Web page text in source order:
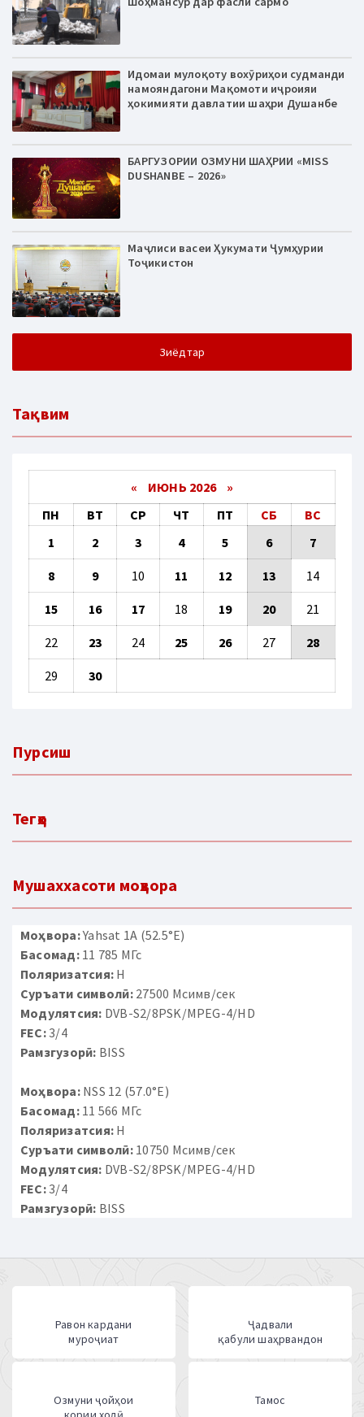
Идомаи мулоқоту вохӯриҳои судманди
намояндагони Мақомоти иҷроияи
ҳокимияти давлатии шаҳри Душанбе
БАРГУЗОРИИ ОЗМУНИ ШАҲРИИ «MISS
DUSHANBE – 2026»
Маҷлиси васеи Ҳукумати Ҷумҳурии
Тоҷикистон
Зиёдтар
Тақвим
« ИЮНЬ 2026 »
ПН
ВТ СР ЧТ ПТ СБ
ВС
1
2 3 4 5 6 7
8 9 10 11 12 13 14
15 16 17 18 19 20 21
22 23 24 25 26 27 28
29 30
Пурсиш
Тегҳо
Мушаххасоти моҳвора
Моҳвора:Yahsat 1A (52.5°E)
Басомад:11 785 МГс
Поляризатсия: H
Суръати символӣ:27500 Мсимв/сек
Модулятсия: DVB-S2/8PSK/MPEG-4/HD
FEC:3/4
Рамзгузорӣ: BISS
Моҳвора:NSS 12 (57.0°E)
Басомад:11 566 МГс
Поляризатсия: H
Суръати символӣ:10750 Мсимв/сек
Модулятсия: DVB-S2/8PSK/MPEG-4/HD
FEC:3/4
Рамзгузорӣ: BISS
Равон кардани
муроҷиат
Ҷадвали
қабули шаҳрвандон
Озмуни ҷойҳои
Тамос